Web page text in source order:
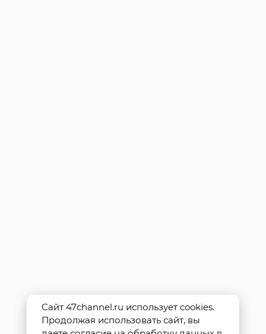
Сайт 47channel.ru использует cookies.
Продолжая использовать сайт, вы